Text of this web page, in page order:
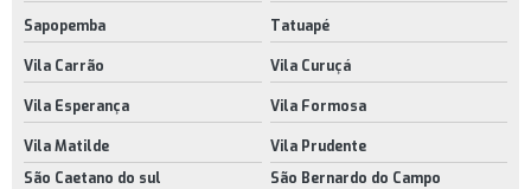
Sapopemba Tatuapé
Vila Carrão Vila Curuçá
Vila Esperança Vila Formosa
Vila Matilde
Vila Prudente
São Caetano do sul
São Bernardo do Campo